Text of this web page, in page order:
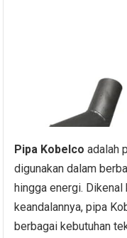
Pipa Kobelco adalah
digunakan dalam
hingga energi. Dikenal
keandalannya, pipa
berbagai kebutuhan